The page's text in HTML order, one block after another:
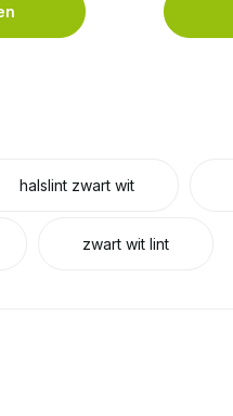
halslint zwart wit
zwart wit lint